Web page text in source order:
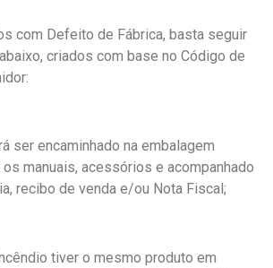
com Defeito de Fábrica, basta seguir
criados com base no Código de
ser encaminhado na embalagem
manuais, acessórios e acompanhado
recibo de venda e/ou Nota Fiscal;
tiver o mesmo produto em